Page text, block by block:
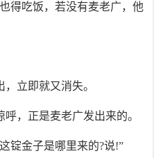
得吃饭，若没有麦老广，他
立即就又消失。
，正是麦老广发出来的。
锭金子是哪里来的?说!”